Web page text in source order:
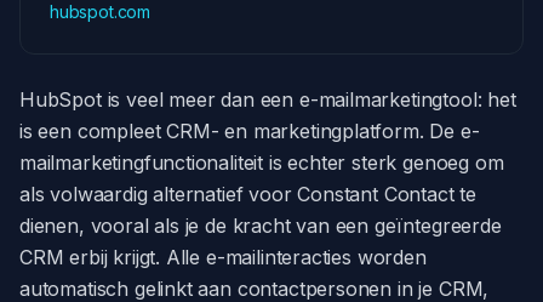
hubspot.com
HubSpot is veel meer dan een e-mailmarketingtool: het
is een compleet CRM- en marketingplatform. De e-
mailmarketingfunctionaliteit is echter sterk genoeg om
als volwaardig alternatief voor Constant Contact te
dienen, vooral als je de kracht van een geïntegreerde
CRM erbij krijgt. Alle e-mailinteracties worden
automatisch gelinkt aan contactpersonen in je CRM,